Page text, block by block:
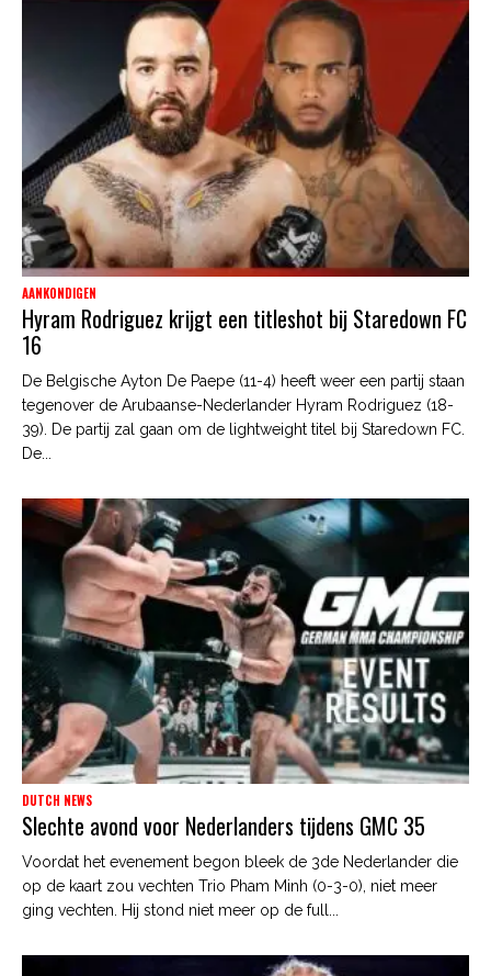
AANKONDIGEN
Hyram Rodriguez krijgt een titleshot bij Staredown FC
16
De Belgische Ayton De Paepe (11-4) heeft weer een partij staan
tegenover de Arubaanse-Nederlander Hyram Rodriguez (18-
39). De partij zal gaan om de lightweight titel bij Staredown FC.
De...
DUTCH NEWS
Slechte avond voor Nederlanders tijdens GMC 35
Voordat het evenement begon bleek de 3de Nederlander die
op de kaart zou vechten Trio Pham Minh (0-3-0), niet meer
ging vechten. Hij stond niet meer op de full...